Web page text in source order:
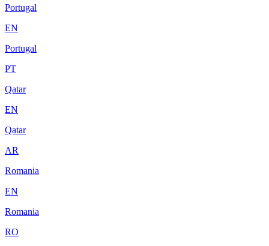
Portugal
EN
Portugal
PT
Qatar
EN
Qatar
AR
Romania
EN
Romania
RO